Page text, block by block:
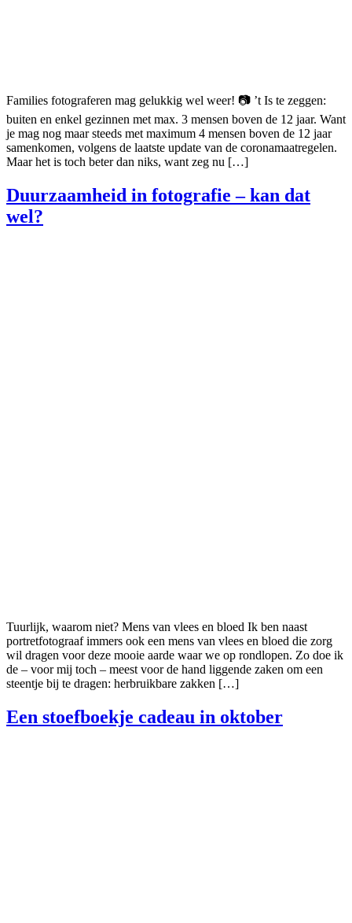
Families fotograferen mag gelukkig wel weer! 📷 ’t Is te zeggen:
buiten en enkel gezinnen met max. 3 mensen boven de 12 jaar. Want
je mag nog maar steeds met maximum 4 mensen boven de 12 jaar
samenkomen, volgens de laatste update van de coronamaatregelen.
Maar het is toch beter dan niks, want zeg nu […]
Duurzaamheid in fotografie – kan dat
wel?
Tuurlijk, waarom niet? Mens van vlees en bloed Ik ben naast
portretfotograaf immers ook een mens van vlees en bloed die zorg
wil dragen voor deze mooie aarde waar we op rondlopen. Zo doe ik
de – voor mij toch – meest voor de hand liggende zaken om een
steentje bij te dragen: herbruikbare zakken […]
Een stoefboekje cadeau in oktober